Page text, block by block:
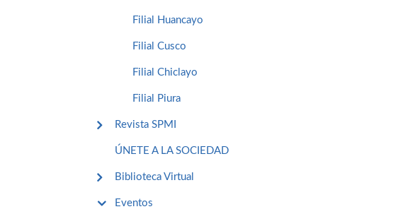
Filial Huancayo
Filial Cusco
Filial Chiclayo
Filial Piura
Revista SPMI
ÚNETE A LA SOCIEDAD
Biblioteca Virtual
Eventos